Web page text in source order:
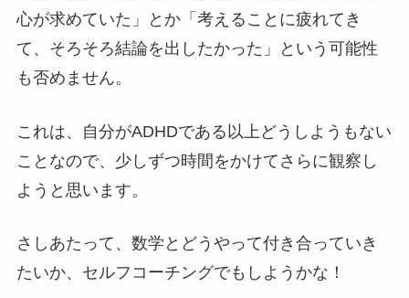
心が求めていた」とか「考えることに疲れてき
て、そろそろ結論を出したかった」という可能性
も否めません。
これは、自分がADHDである以上どうしようもない
ことなので、少しずつ時間をかけてさらに観察し
ようと思います。
さしあたって、数学とどうやって付き合っていき
たいか、セルフコーチングでもしようかな！